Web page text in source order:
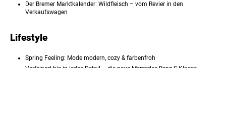
Der Bremer Marktkalender: Wildfleisch – vom Revier in den
Verkaufswagen
Lifestyle
Spring Feeling: Mode modern, cozy & farbenfroh
Verfeinert bis in jedes Detail – die neue Mercedes-Benz S-Klasse